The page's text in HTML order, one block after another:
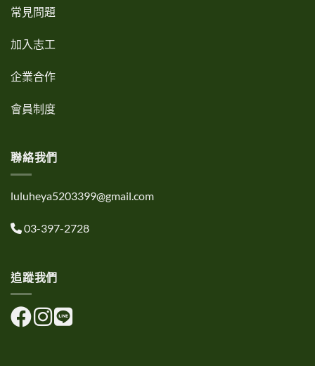
常見問題
加入志工
企業合作
會員制度
聯絡我們
luluheya5203399@gmail.com
03-397-2728
追蹤我們